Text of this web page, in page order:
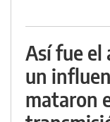
Así fue
un
mataron